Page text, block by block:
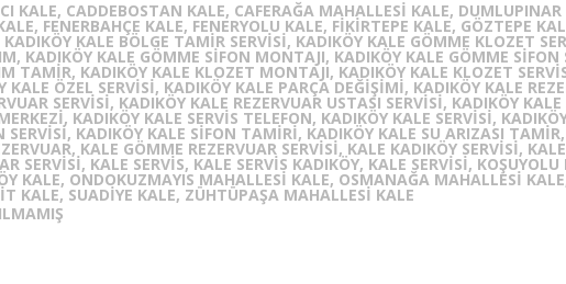
KALE, CADDEBOSTAN KALE, CAFERAĞA MAHALLESI KALE,
FENERBAHÇE KALE, FENERYOLU KALE, FIKIRTEPE KALE, GÖZTEPE
KALE BÖLGE TAMIR SERVISI, KADIKÖY KALE GÖMME KLOZET
KADIKÖY KALE GÖMME SIFON MONTAJI, KADIKÖY KALE GÖMME SIFON
TAMIR, KADIKÖY KALE KLOZET MONTAJI, KADIKÖY KALE KLOZET
ÖZEL SERVISI, KADIKÖY KALE PARÇA DEĞIŞIMI, KADIKÖY KALE
SERVISI, KADIKÖY KALE REZERVUAR USTASI SERVISI, KADIKÖY
KADIKÖY KALE SERVIS TELEFON, KADIKÖY KALE SERVISI,
SERVISI, KADIKÖY KALE SIFON TAMIRI, KADIKÖY KALE SU ARIZASI
KALE GÖMME REZERVUAR SERVISI, KALE KADIKÖY SERVISI,
SERVISI, KALE SERVIS, KALE SERVIS KADIKÖY, KALE SERVISI, KOŞUYOLU
KALE, ONDOKUZMAYIS MAHALLESI KALE, OSMANAĞA MAHALLESI
KALE, SUADIYE KALE, ZÜHTÜPAŞA MAHALLESI KALE